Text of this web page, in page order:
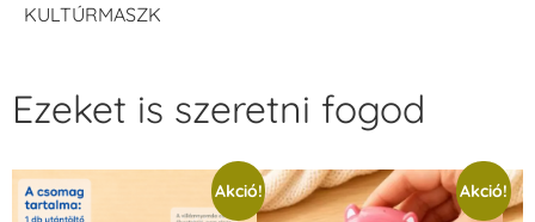
KULTÚRMASZK
Ezeket is szeretni fogod
Akció! Akció!